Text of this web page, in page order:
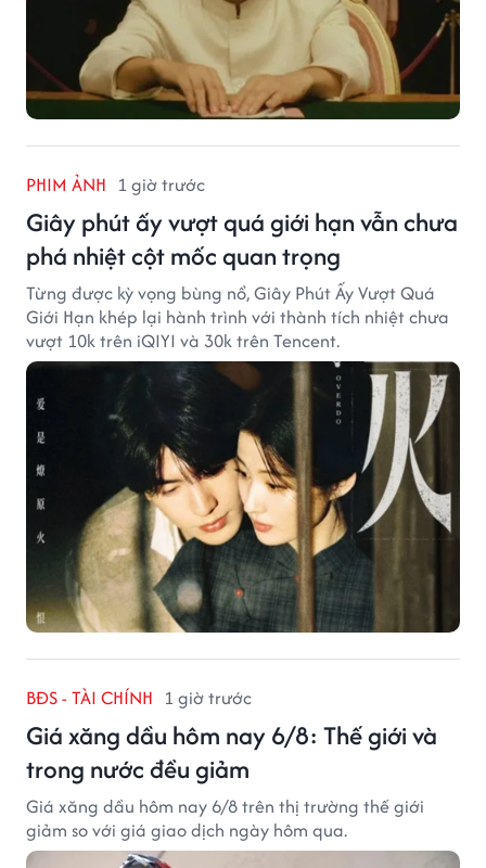
PHIM ẢNH 1 giờ trước
Giây phút ấy vượt quá giới hạn vẫn chưa
phá nhiệt cột mốc quan trọng
Từng được kỳ vọng bùng nổ, Giây Phút Ấy Vượt Quá
Giới Hạn khép lại hành trình với thành tích nhiệt chưa
vượt 10k trên iQIYI và 30k trên Tencent.
BĐS - TÀI CHÍNH 1 giờ trước
Giá xăng dầu hôm nay 6/8: Thế giới và
trong nước đều giảm
Giá xăng dầu hôm nay 6/8 trên thị trường thế giới
giảm so với giá giao dịch ngày hôm qua.